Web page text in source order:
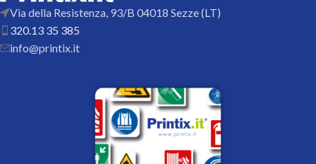
Via della Resistenza, 93/B 04018 Sezze (LT)
320.13 35 385
info@printix.it